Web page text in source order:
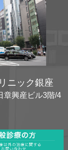
ニック銀座
興産ビル3階/4